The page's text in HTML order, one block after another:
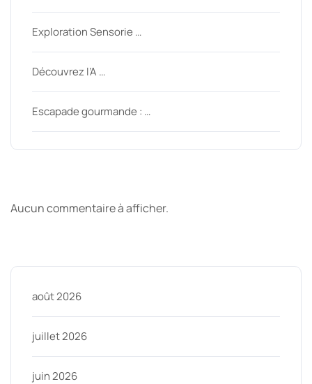
Exploration Sensorie …
Découvrez l’A …
Escapade gourmande : …
Aucun commentaire à afficher.
août 2026
juillet 2026
juin 2026